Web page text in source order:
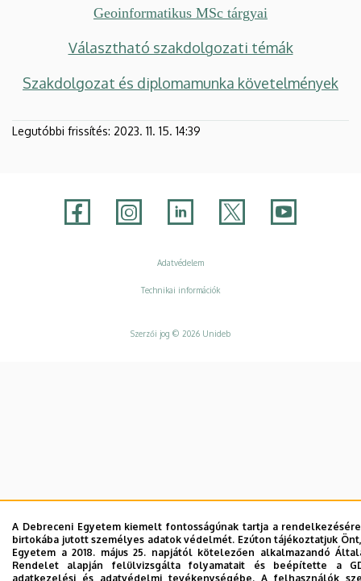
Geoinformatikus MSc tárgyai
Választható szakdolgozati témák
Szakdolgozat és diplomamunka követelmények
Legutóbbi frissítés: 2023. 11. 15. 14:39
Adatvédelem
Technikai információk
Szerzői jog © 2026 Unideb
A Debreceni Egyetem kiemelt fontosságúnak tartja a
birtokába jutott személyes adatok védelmét. Ezúton tájékoztatjuk
Egyetem a 2018. május 25. napjától kötelezően alkalmazandó
Rendelet alapján felülvizsgálta folyamatait és beépítette a
adatkezelési és adatvédelmi tevékenységébe. A felhasználók